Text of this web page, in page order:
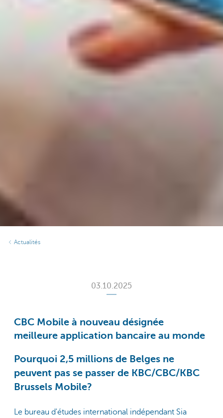
Actualités
03.10.2025
CBC Mobile à nouveau désignée
meilleure application bancaire au monde
Pourquoi 2,5 millions de Belges ne
peuvent pas se passer de KBC/CBC/KBC
Brussels Mobile?
Le bureau d'études international indépendant Sia